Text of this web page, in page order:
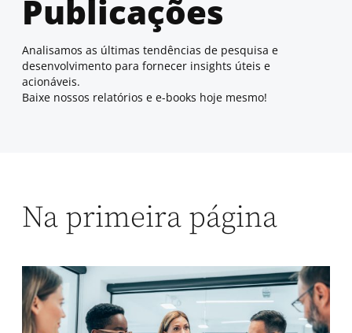
Publicações
Analisamos as últimas tendências de pesquisa e
desenvolvimento para fornecer insights úteis e
acionáveis.
Baixe nossos relatórios e e-books hoje mesmo!
Na primeira página